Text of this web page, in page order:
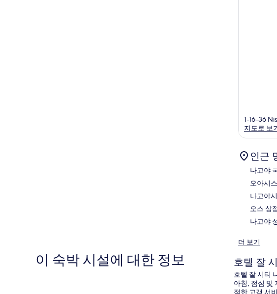
1-16-36
지도로 보
인근
나고야
오아시
나고야
오스 상
나고야
더 보기
이 숙박 시설에 대한 정보 호텔 잘
호텔 잘 시티
아침, 점심 및
절한 고객 서